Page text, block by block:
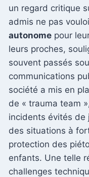
un regard critique
admis ne pas
autonome pour
leurs proches,
souvent passés
communications
société a mis en
de « trauma team
incidents évités de
des situations à
protection des
enfants. Une telle
challenges